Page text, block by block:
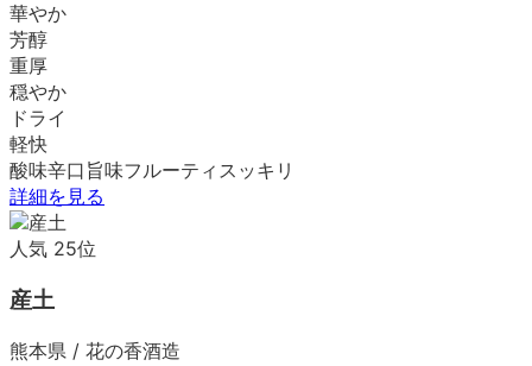
華やか
芳醇
重厚
穏やか
ドライ
軽快
酸味辛口 旨味フルーティ スッキリ
詳細を見る
人気 25位
産土
熊本県 / 花の香酒造